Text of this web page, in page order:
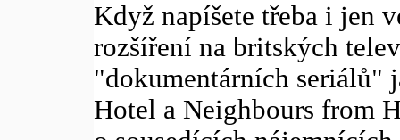
Když napíšete třeba i jen
rozšíření na britských
"dokumentárních seriálů"
Hotel a Neighbours from